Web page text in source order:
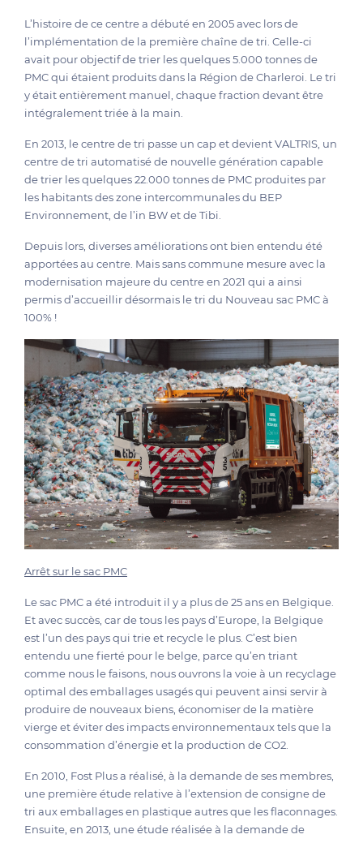
L’histoire de ce centre a débuté en 2005 avec lors de
l’implémentation de la première chaîne de tri. Celle-ci
avait pour objectif de trier les quelques 5.000 tonnes de
PMC qui étaient produits dans la Région de Charleroi. Le tri
y était entièrement manuel, chaque fraction devant être
intégralement triée à la main.
En 2013, le centre de tri passe un cap et devient VALTRIS, un
centre de tri automatisé de nouvelle génération capable
de trier les quelques 22.000 tonnes de PMC produites par
les habitants des zone intercommunales du BEP
Environnement, de l’in BW et de Tibi.
Depuis lors, diverses améliorations ont bien entendu été
apportées au centre. Mais sans commune mesure avec la
modernisation majeure du centre en 2021 qui a ainsi
permis d’accueillir désormais le tri du Nouveau sac PMC à
100% !
Arrêt sur le sac PMC
Le sac PMC a été introduit il y a plus de 25 ans en Belgique.
Et avec succès, car de tous les pays d’Europe, la Belgique
est l’un des pays qui trie et recycle le plus. C’est bien
entendu une fierté pour le belge, parce qu’en triant
comme nous le faisons, nous ouvrons la voie à un recyclage
optimal des emballages usagés qui peuvent ainsi servir à
produire de nouveaux biens, économiser de la matière
vierge et éviter des impacts environnementaux tels que la
consommation d’énergie et la production de CO2.
En 2010, Fost Plus a réalisé, à la demande de ses membres,
une première étude relative à l’extension de consigne de
tri aux emballages en plastique autres que les flaconnages.
Ensuite, en 2013, une étude réalisée à la demande de